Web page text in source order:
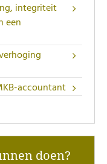
integriteit
een
accountant
doen?